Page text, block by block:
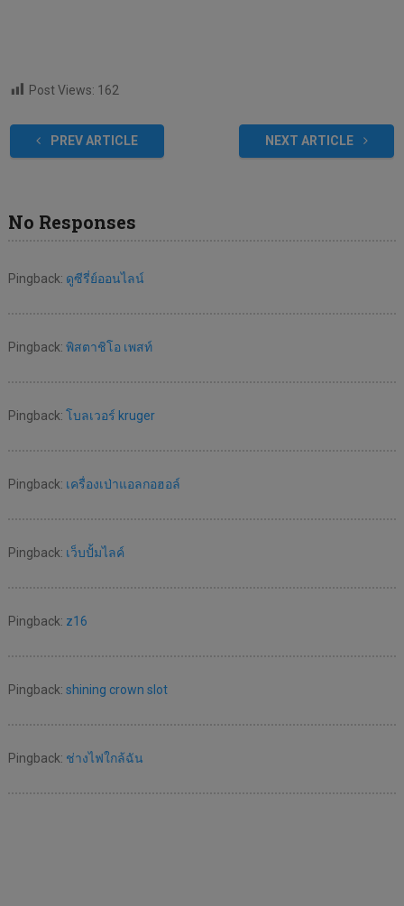
Post Views: 162
PREV ARTICLE NEXT ARTICLE
No Responses
Pingback: ดูซีรี่ย์ออนไลน์
Pingback: พิสตาชิโอ เพสท์
Pingback: โบลเวอร์ kruger
Pingback: เครื่องเป่าแอลกอฮอล์
Pingback: เว็บปั้มไลค์
Pingback: z16
Pingback: shining crown slot
Pingback: ช่างไฟใกล้ฉัน